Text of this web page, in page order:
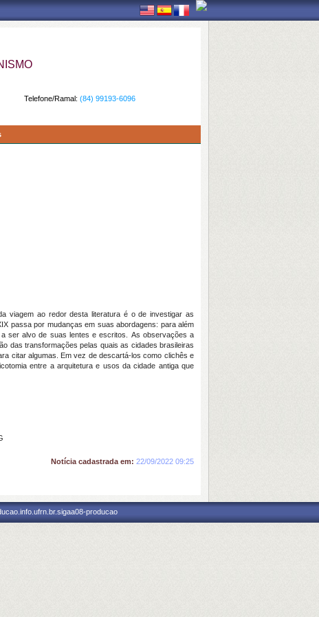
Telefone/Ramal: (84) 99193-6096
viagem ao redor desta literatura é o de investigar as
passa por mudanças em suas abordagens: para além
ser alvo de suas lentes e escritos. As observações a
das transformações pelas quais as cidades brasileiras
citar algumas. Em vez de descartá-los como clichês e
entre a arquitetura e usos da cidade antiga que
Notícia cadastrada em: 22/09/2022 09:25
producao